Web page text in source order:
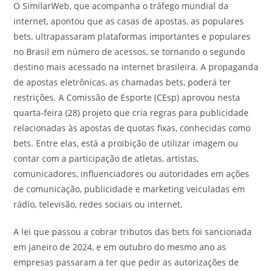
O SimilarWeb, que acompanha o tráfego mundial da
internet, apontou que as casas de apostas, as populares
bets, ultrapassaram plataformas importantes e populares
no Brasil em número de acessos, se tornando o segundo
destino mais acessado na internet brasileira. A propaganda
de apostas eletrônicas, as chamadas bets, poderá ter
restrições. A Comissão de Esporte (CEsp) aprovou nesta
quarta-feira (28) projeto que cria regras para publicidade
relacionadas às apostas de quotas fixas, conhecidas como
bets. Entre elas, está a proibição de utilizar imagem ou
contar com a participação de atletas, artistas,
comunicadores, influenciadores ou autoridades em ações
de comunicação, publicidade e marketing veiculadas em
rádio, televisão, redes sociais ou internet.
A lei que passou a cobrar tributos das bets foi sancionada
em janeiro de 2024, e em outubro do mesmo ano as
empresas passaram a ter que pedir as autorizações de